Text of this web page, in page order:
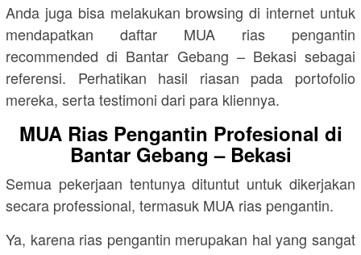
Anda juga bisa melakukan browsing di internet untuk
mendapatkan daftar MUA rias pengantin
recommended di Bantar Gebang – Bekasi sebagai
referensi. Perhatikan hasil riasan pada portofolio
mereka, serta testimoni dari para kliennya.
MUA Rias Pengantin Profesional di
Bantar Gebang – Bekasi
Semua pekerjaan tentunya dituntut untuk dikerjakan
secara professional, termasuk MUA rias pengantin.
Ya, karena rias pengantin merupakan hal yang sangat